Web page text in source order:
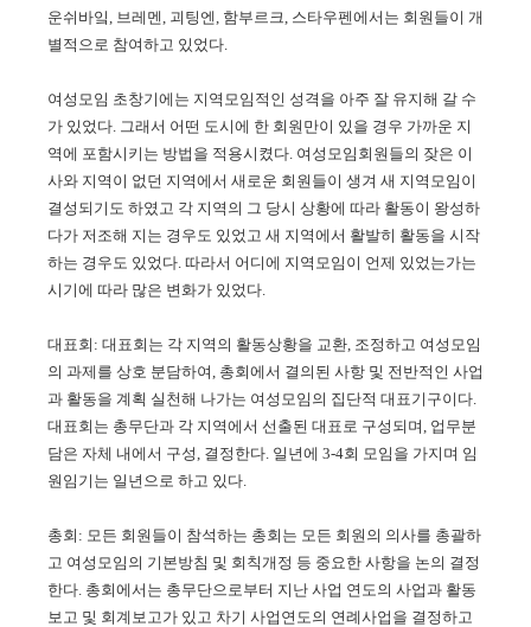
운쉬바잌, 브레멘, 괴팅엔, 함부르크, 스타우펜에서는 회원들이 개
별적으로 참여하고 있었다.
여성모임 초창기에는 지역모임적인 성격을 아주 잘 유지해 갈 수
가 있었다. 그래서 어떤 도시에 한 회원만이 있을 경우 가까운 지
역에 포함시키는 방법을 적용시켰다. 여성모임회원들의 잦은 이
사와 지역이 없던 지역에서 새로운 회원들이 생겨 새 지역모임이
결성되기도 하였고 각 지역의 그 당시 상황에 따라 활동이 왕성하
다가 저조해 지는 경우도 있었고 새 지역에서 활발히 활동을 시작
하는 경우도 있었다. 따라서 어디에 지역모임이 언제 있었는가는
시기에 따라 많은 변화가 있었다.
대표회: 대표회는 각 지역의 활동상황을 교환, 조정하고 여성모임
의 과제를 상호 분담하여, 총회에서 결의된 사항 및 전반적인 사업
과 활동을 계획 실천해 나가는 여성모임의 집단적 대표기구이다.
대표회는 총무단과 각 지역에서 선출된 대표로 구성되며, 업무분
담은 자체 내에서 구성, 결정한다. 일년에 3-4회 모임을 가지며 임
원임기는 일년으로 하고 있다.
총회: 모든 회원들이 참석하는 총회는 모든 회원의 의사를 총괄하
고 여성모임의 기본방침 및 회칙개정 등 중요한 사항을 논의 결정
한다. 총회에서는 총무단으로부터 지난 사업 연도의 사업과 활동
보고 및 회계보고가 있고 차기 사업연도의 연례사업을 결정하고